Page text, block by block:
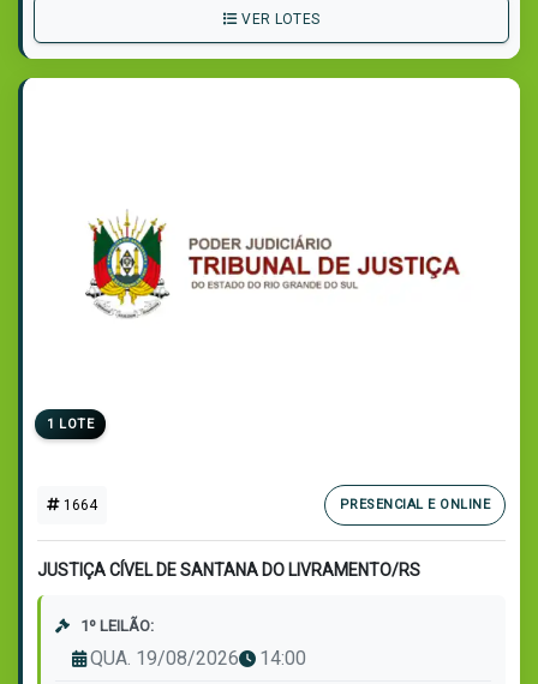
VER LOTES
1 LOTE
1664 PRESENCIAL E ONLINE
JUSTIÇA CÍVEL DE SANTANA DO LIVRAMENTO/RS
1º LEILÃO:
QUA. 19/08/2026 14:00